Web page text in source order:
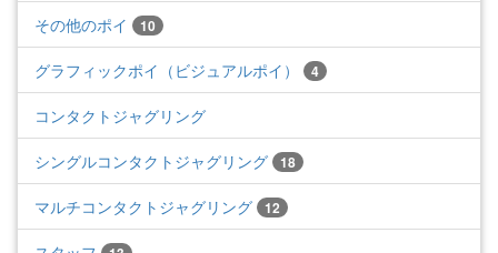
その他のポイ 10
グラフィックポイ（ビジュアルポイ） 4
コンタクトジャグリング
シングルコンタクトジャグリング 18
マルチコンタクトジャグリング 12